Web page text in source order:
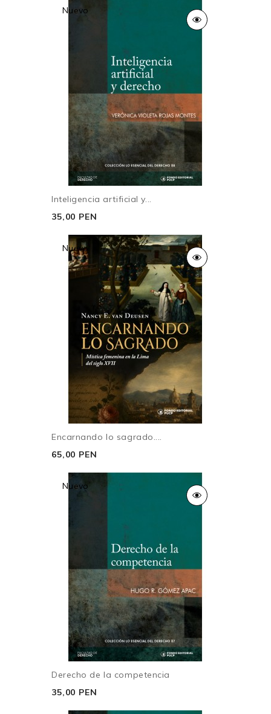
Nuevo
Inteligencia artificial y...
35,00 PEN
Nuevo
Encarnando lo sagrado....
65,00 PEN
Nuevo
Derecho de la competencia
35,00 PEN